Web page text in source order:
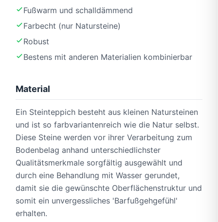
Fußwarm und schalldämmend
Farbecht (nur Natursteine)
Robust
Bestens mit anderen Materialien kombinierbar
Material
Ein Steinteppich besteht aus kleinen Natursteinen
und ist so farbvariantenreich wie die Natur selbst.
Diese Steine werden vor ihrer Verarbeitung zum
Bodenbelag anhand unterschiedlichster
Qualitätsmerkmale sorgfältig ausgewählt und
durch eine Behandlung mit Wasser gerundet,
damit sie die gewünschte Oberflächenstruktur und
somit ein unvergessliches 'Barfußgehgefühl'
erhalten.